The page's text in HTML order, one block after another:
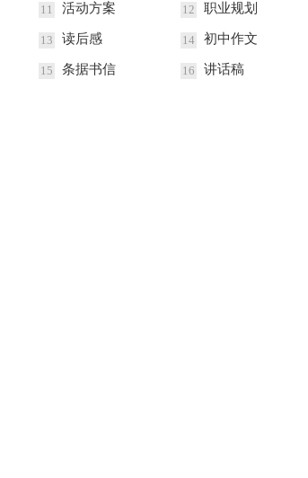
11 活动方案 12 职业规划
13 读后感 14 初中作文
15 条据书信 16 讲话稿